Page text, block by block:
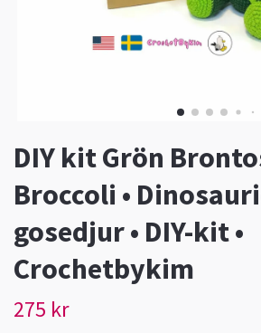
DIY kit Grön
Broccoli •
gosedjur • DIY-kit •
Crochetbykim
275 kr